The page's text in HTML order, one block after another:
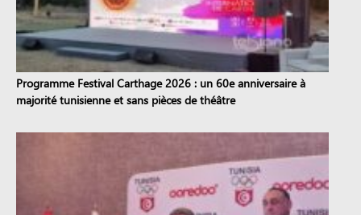
Programme Festival Carthage 2026 : un 60e anniversaire à
majorité tunisienne et sans pièces de théâtre